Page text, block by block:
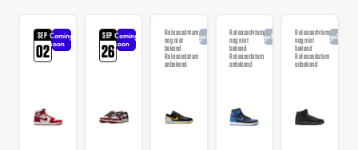
SEP
02
Coming
soon
SEP
26
Coming
soon
Releasedatum
nog niet
bekend
Releasedatum
onbekend
AangekondigdReleasedatum
nog niet
bekend
Releasedatum
onbekend
AangekondigdReleasedatum
nog niet
bekend
Releasedatum
onbekend